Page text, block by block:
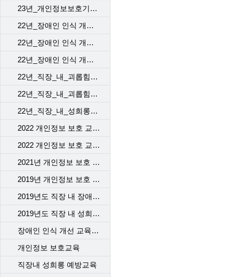
23년_개인정보보호기본교육_kct
22년_장애인 인식 개선 교육_1
22년_장애인 인식 개선 교육_2
22년_장애인 인식 개선 교육_3
22년_직장_내_괴롭힘_예방_교육_[ep1]
22년_직장_내_괴롭힘_예방_교육_[ep2]
22년_직장_내_성희롱예방_교육
2022 개인정보 보호 교육_1차
2022 개인정보 보호 교육_2차
2021년 개인정보 보호 교육
2019년 개인정보 보호 교육
2019년도 직장 내 장애인 인식개선 교육
2019년도 직장 내 성희롱 예방 교육
장애인 인식 개선 교육_2차수
개인정보 보호교육
직장내 성희롱 예방교육